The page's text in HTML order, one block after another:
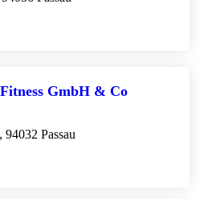
GmbH & Co
Passau